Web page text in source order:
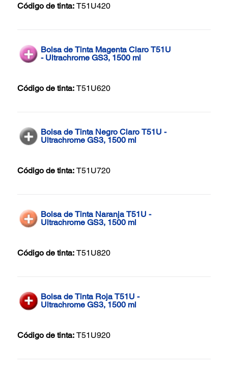
Código de tinta: T51U420
Bolsa de Tinta Magenta Claro T51U
- Ultrachrome GS3, 1500 ml
Código de tinta: T51U620
Bolsa de Tinta Negro Claro T51U -
Ultrachrome GS3, 1500 ml
Código de tinta: T51U720
Bolsa de Tinta Naranja T51U -
Ultrachrome GS3, 1500 ml
Código de tinta: T51U820
Bolsa de Tinta Roja T51U -
Ultrachrome GS3, 1500 ml
Código de tinta: T51U920